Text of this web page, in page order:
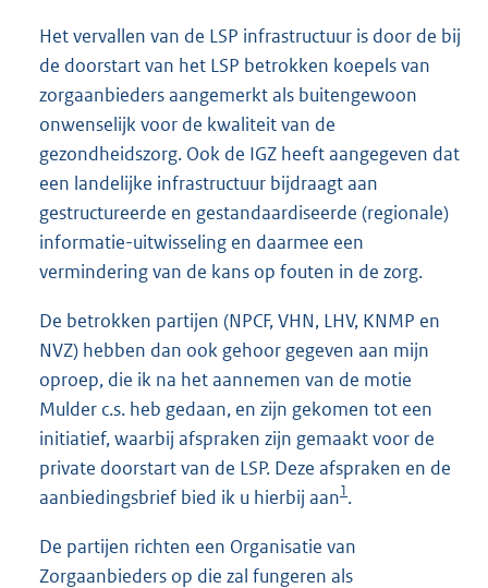
Het vervallen van de LSP infrastructuur is door de bij
de doorstart van het LSP betrokken koepels van
zorgaanbieders aangemerkt als buitengewoon
onwenselijk voor de kwaliteit van de
gezondheidszorg. Ook de IGZ heeft aangegeven dat
een landelijke infrastructuur bijdraagt aan
gestructureerde en gestandaardiseerde (regionale)
informatie-uitwisseling en daarmee een
vermindering van de kans op fouten in de zorg.
De betrokken partijen (NPCF, VHN, LHV, KNMP en
NVZ) hebben dan ook gehoor gegeven aan mijn
oproep, die ik na het aannemen van de motie
Mulder c.s. heb gedaan, en zijn gekomen tot een
initiatief, waarbij afspraken zijn gemaakt voor de
private doorstart van de LSP. Deze afspraken en de
aanbiedingsbrief bied ik u hierbij aan1.
De partijen richten een Organisatie van
Zorgaanbieders op die zal fungeren als